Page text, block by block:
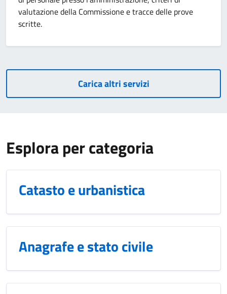
valutazione della Commissione e tracce delle prove
scritte.
Carica altri servizi
Esplora per categoria
Catasto e urbanistica
Anagrafe e stato civile